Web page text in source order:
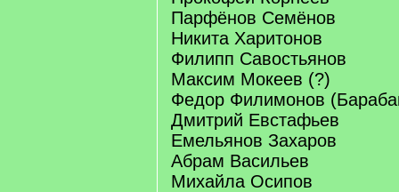
Парфёнов Семёнов
Никита Харитонов
Филипп Савостьянов
Максим Мокеев (?)
Федор Филимонов
Дмитрий Евстафьев
Емельянов Захаров
Абрам Васильев
Михайла Осипов